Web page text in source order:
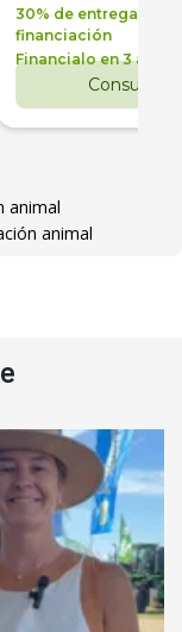
30% de entrega +
financiación
Financialo en 3 años
Consultar
animal
animal